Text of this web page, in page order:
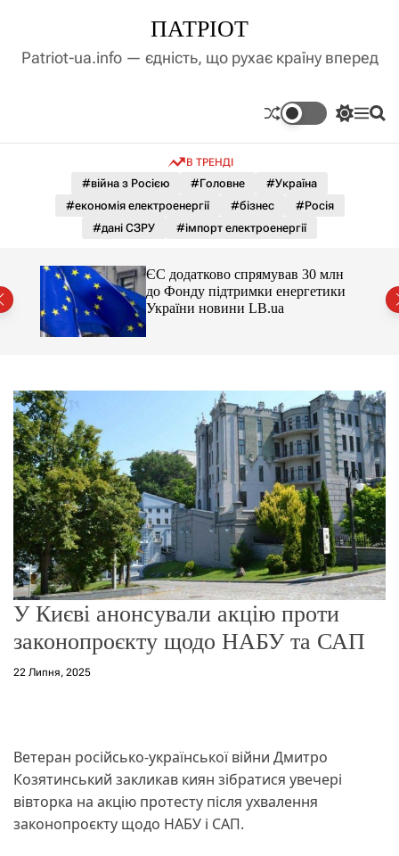
д
у
ПАТРІОТ
Patriot-ua.info — єдність, що рухає країну вперед
П
м
к
о
л
ь
г
о
р
е
ж
и
м
у
М П
В ТРЕНДІ
#війна з Росією #Головне
#Україна
#економія електроенергії
#бізнес
#Росія
#дані СЗРУ
#імпорт електроенергії
ЄС додатково спрямував 30 млн
до Фонду підтримки енергетики
України новини LB.ua
У Києві анонсували акцію проти
законопроєкту щодо НАБУ та САП
22 Липня, 2025
Ветеран російсько-української війни Дмитро
Козятинський закликав киян зібратися увечері
вівторка на акцію протесту після ухвалення
законопроєкту щодо НАБУ і САП.